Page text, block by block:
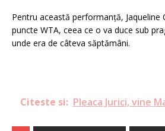
Pentru această performanță, Jaqueline
puncte WTA, ceea ce o va duce sub
unde era de câteva săptămâni.
Citeste si: Pleaca Jurici, vine